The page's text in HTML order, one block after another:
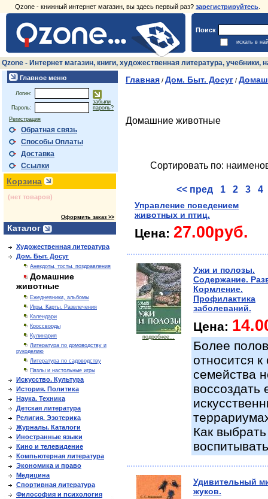
Qzone - книжный интернет магазин, вы здесь первый раз? зарегистрируйтесь
Поиск
искать в
Qzone - Интернет магазин, книги, художественная литература,
Главное меню
Логин:
Пароль:
забыли
пароль?
Регистрация
Обратная связь
Способы Оплаты
Доставка
Ссылки
Корзина
(нет товаров)
Оформить заказ >>
Каталог
Художественная литература
Дом. Быт. Досуг
Анекдоты, тосты, поздравления
Домашние
животные
Ежедневники, альбомы
Игры. Карты. Развлечения
Календари
Кроссворды
Кулинария
Литература по домоводству и
рукоделию
Литература по садоводству
Пазлы и настольные игры
Искусство. Культура
История. Политика
Наука. Техника
Детская литература
Религия. Эзотерика
Журналы. Каталоги
Иностранные языки
Кино и телевидение
Компьютерная литература
Экономика и право
Медицина
Спортивная литература
Философия и психология
Главная / Дом. Быт. Досуг /
Домашние животные
Сортировать по:
<< пред 1 2 3 4
Управление поведением
животных и птиц.
Цена: 27.00руб.
подробнее...
Ужи и полозы.
Содержание.
Кормление.
Профилактика
заболеваний.
Цена:
Более
относится
семейства
воссоздать
Как
Удивительный
жуков.